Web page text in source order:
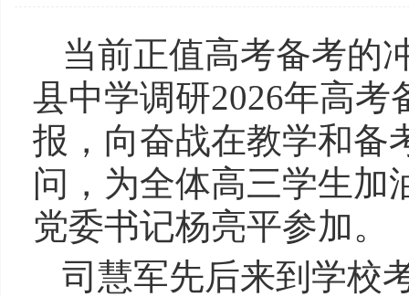
当前正值高考备考的
县中学调研2026年高
报，向奋战在教学和备
问，为全体高三学生加
党委书记杨亮平参加。
司慧军先后来到学校